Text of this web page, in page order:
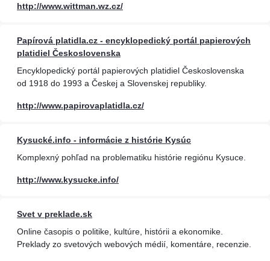
http://www.wittman.wz.cz/
Papírová platidla.cz - encyklopedický portál papierových
platidiel Československa
Encyklopedický portál papierových platidiel Československa
od 1918 do 1993 a Českej a Slovenskej republiky.
http://www.papirovaplatidla.cz/
Kysucké.info - informácie z histórie Kysúc
Komplexný pohľad na problematiku histórie regiónu Kysuce.
http://www.kysucke.info/
Svet v preklade.sk
Online časopis o politike, kultúre, histórii a ekonomike.
Preklady zo svetových webových médií, komentáre, recenzie.